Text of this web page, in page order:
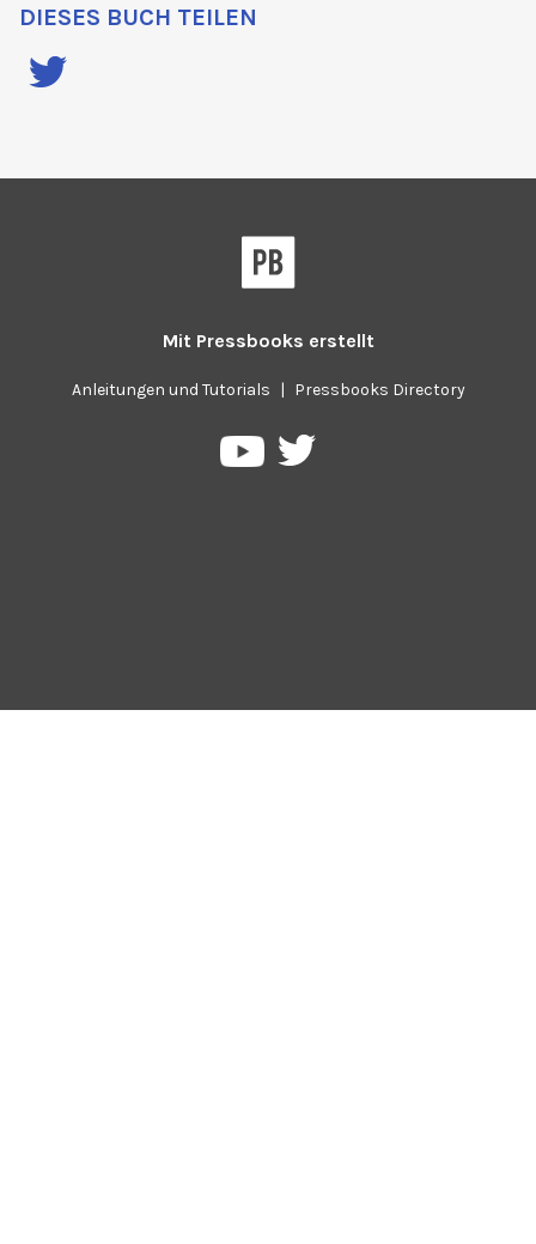
DIESES BUCH TEILEN
Mit Pressbooks erstellt
Anleitungen und Tutorials | Pressbooks Directory
PressbooksPressbooks